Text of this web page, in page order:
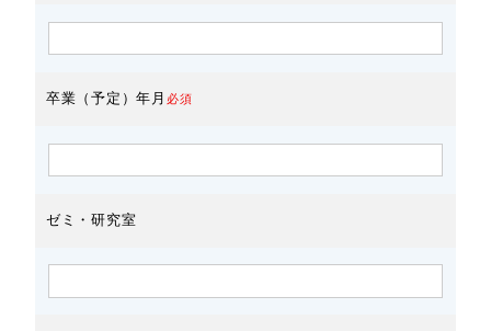
卒業（予定）年月 必須
ゼミ・研究室